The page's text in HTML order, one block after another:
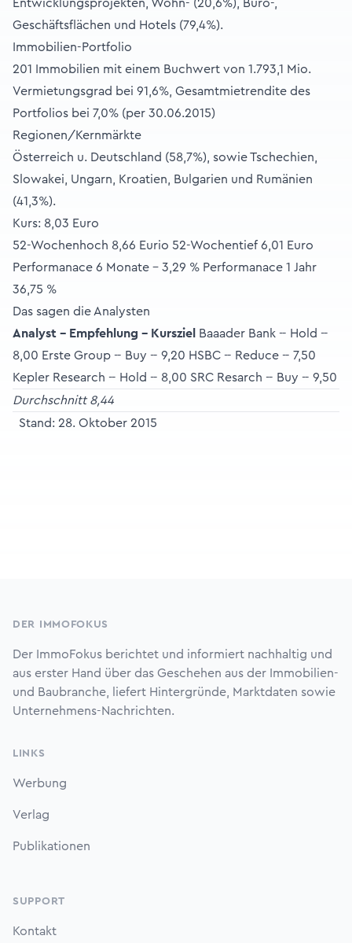
Entwicklungsprojekten, Wohn- (20,6%), Büro-,
Geschäftsflächen und Hotels (79,4%).
Immobilien-Portfolio
201 Immobilien mit einem Buchwert von 1.793,1 Mio.
Vermietungsgrad bei 91,6%, Gesamtmietrendite des
Portfolios bei 7,0% (per 30.06.2015)
Regionen/Kernmärkte
Österreich u. Deutschland (58,7%), sowie Tschechien,
Slowakei, Ungarn, Kroatien, Bulgarien und Rumänien
(41,3%).
Kurs: 8,03 Euro
52-Wochenhoch 8,66 Eurio 52-Wochentief 6,01 Euro
Performanace 6 Monate - 3,29 % Performanace 1 Jahr
36,75 %
Das sagen die Analysten
Analyst -- Empfehlung -- Kursziel
Baaader Bank -- Hold --
8,00 Erste Group -- Buy -- 9,20 HSBC -- Reduce -- 7,50
Kepler Research -- Hold -- 8,00 SRC Resarch -- Buy -- 9,50
Durchschnitt 8,44
Stand: 28. Oktober 2015
DER IMMOFOKUS
Der ImmoFokus berichtet und informiert nachhaltig und
aus erster Hand über das Geschehen aus der Immobilien-
und Baubranche, liefert Hintergründe, Marktdaten sowie
Unternehmens-Nachrichten.
LINKS
Werbung
Verlag
Publikationen
SUPPORT
Kontakt